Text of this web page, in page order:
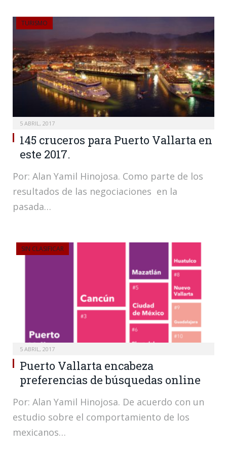
TURISMO
5 ABRIL, 2017
145 cruceros para Puerto Vallarta en
este 2017.
Por: Alan Yamil Hinojosa. Como parte de los
resultados de las negociaciones en la
pasada…
SIN CLASIFICAR
5 ABRIL, 2017
Puerto Vallarta encabeza
preferencias de búsquedas online
Por: Alan Yamil Hinojosa. De acuerdo con un
estudio sobre el comportamiento de los
mexicanos…